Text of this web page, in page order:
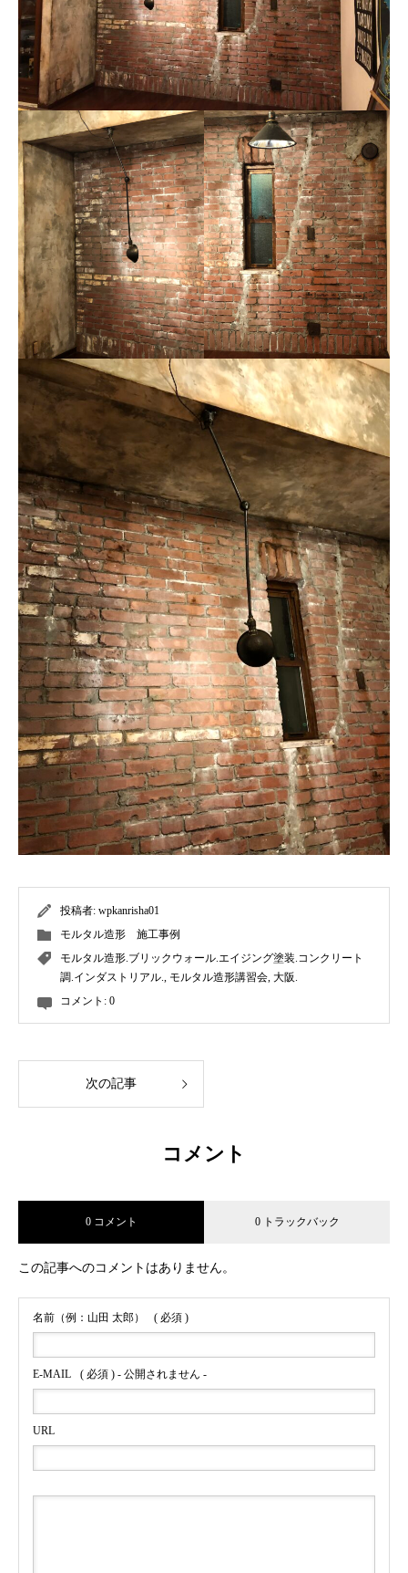
投稿者: wpkanrisha01
モルタル造形 施工事例
モルタル造形.ブリックウォール.エイジング塗装.コンクリート
調.インダストリアル.
モルタル造形講習会 大阪.
コメント: 0
次の記事
コメント
0 コメント 0 トラックバック
この記事へのコメントはありません。
名前（例：山田 太郎） ( 必須 )
E-MAIL ( 必須 ) - 公開されません -
URL